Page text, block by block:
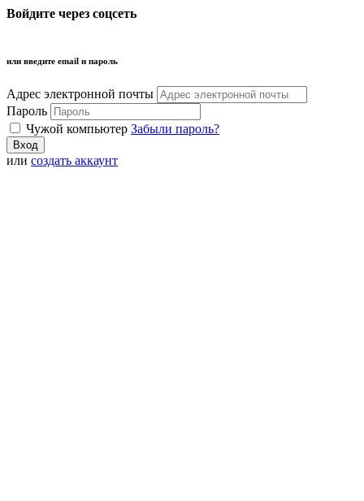
Войдите через соцсеть
или введите email и пароль
Адрес электронной почты
Пароль
Чужой компьютер Забыли пароль?
или создать аккаунт